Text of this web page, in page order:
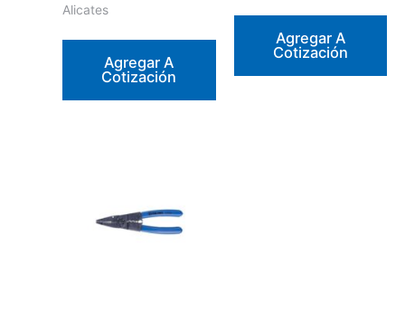
Alicates
Agregar A
Cotización
Agregar A
Cotización